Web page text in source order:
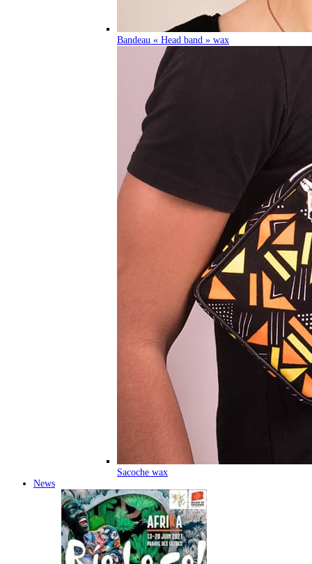
Bandeau « Head band » wax
Sacoche wax
News